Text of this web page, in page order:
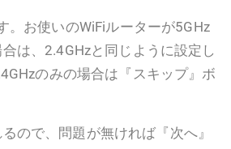
。お使いのWiFiルーターが5GHz
は、2.4GHzと同じように設定し
のみの場合は『スキップ』ボ
ので、問題が無ければ『次へ』